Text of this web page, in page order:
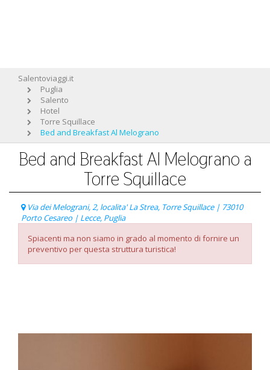
Salentoviaggi.it
Puglia
Salento
Hotel
Torre Squillace
Bed and Breakfast Al Melograno
Bed and Breakfast Al Melograno a
Torre Squillace
Via dei Melograni, 2, localita' La Strea, Torre Squillace | 73010
Porto Cesareo | Lecce, Puglia
Spiacenti ma non siamo in grado al momento di fornire un
preventivo per questa struttura turistica!